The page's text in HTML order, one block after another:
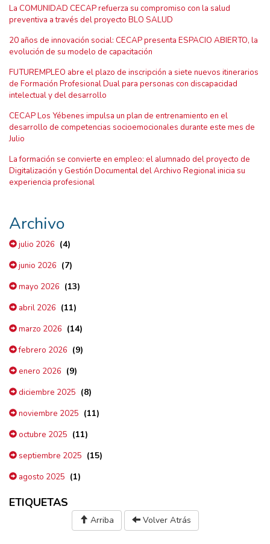
La COMUNIDAD CECAP refuerza su compromiso con la salud
preventiva a través del proyecto BLO SALUD
20 años de innovación social: CECAP presenta ESPACIO ABIERTO, la
evolución de su modelo de capacitación
FUTUREMPLEO abre el plazo de inscripción a siete nuevos itinerarios
de Formación Profesional Dual para personas con discapacidad
intelectual y del desarrollo
CECAP Los Yébenes impulsa un plan de entrenamiento en el
desarrollo de competencias socioemocionales durante este mes de
Julio
La formación se convierte en empleo: el alumnado del proyecto de
Digitalización y Gestión Documental del Archivo Regional inicia su
experiencia profesional
Archivo
julio 2026 (4)
junio 2026 (7)
mayo 2026 (13)
abril 2026 (11)
marzo 2026 (14)
febrero 2026 (9)
enero 2026 (9)
diciembre 2025 (8)
noviembre 2025 (11)
octubre 2025 (11)
septiembre 2025 (15)
agosto 2025 (1)
ETIQUETAS
Arriba Volver Atrás